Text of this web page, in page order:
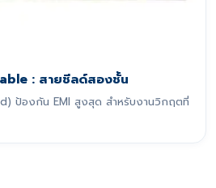
: สายชีลด์สองชั้น
ป้องกัน EMI สูงสุด สำหรับงานวิกฤตที่